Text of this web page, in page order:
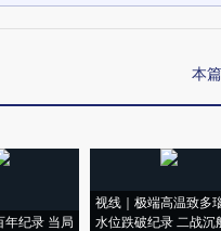
本
年纪录 当局
视线｜极端高温致多
水位跌破纪录 二战沉